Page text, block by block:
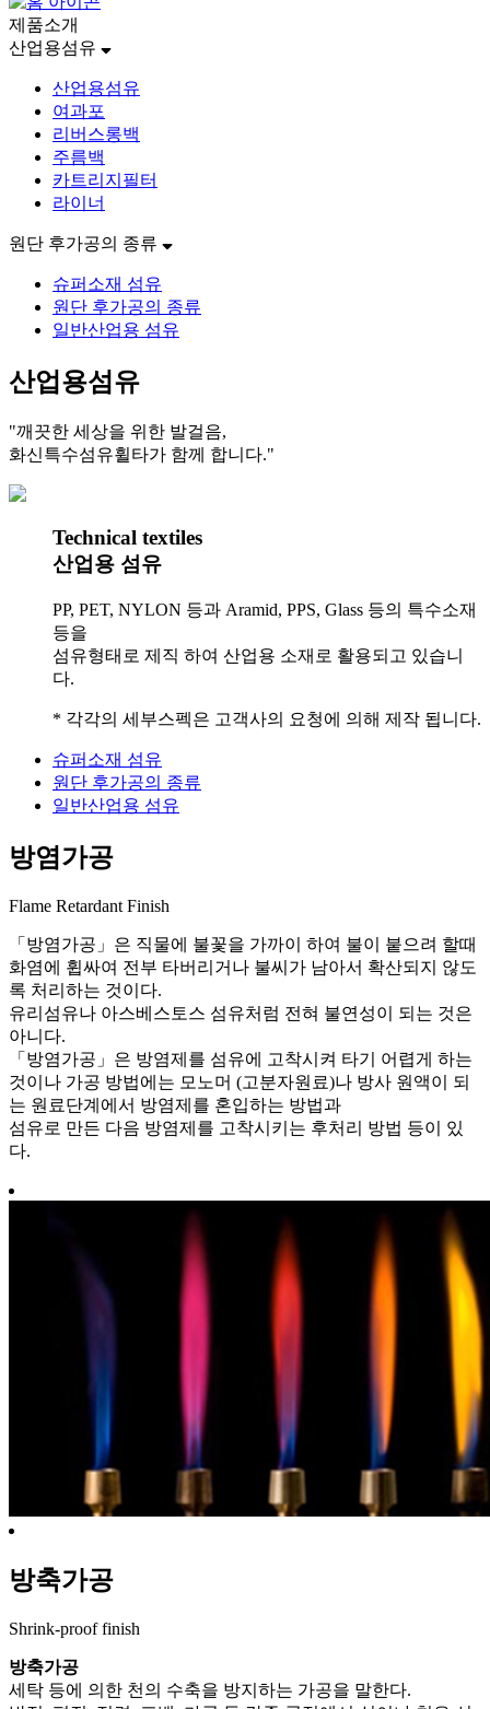
제품소개
산업용섬유
산업용섬유
여과포
리버스롱백
주름백
카트리지필터
라이너
원단 후가공의 종류
슈퍼소재 섬유
원단 후가공의 종류
일반산업용 섬유
산업용섬유
"깨끗한 세상을 위한 발걸음,
화신특수섬유휠타가 함께 합니다."
Technical textiles
산업용 섬유
PP, PET, NYLON 등과 Aramid, PPS, Glass 등의 특수소재
등을
섬유형태로 제직 하여 산업용 소재로 활용되고 있습니
다.
* 각각의 세부스펙은 고객사의 요청에 의해 제작 됩니다.
슈퍼소재 섬유
원단 후가공의 종류
일반산업용 섬유
방염가공
Flame Retardant Finish
「방염가공」은 직물에 불꽃을 가까이 하여 불이 붙으려 할때
화염에 휩싸여 전부 타버리거나 불씨가 남아서 확산되지 않도
록 처리하는 것이다.
유리섬유나 아스베스토스 섬유처럼 전혀 불연성이 되는 것은
아니다.
「방염가공」은 방염제를 섬유에 고착시켜 타기 어렵게 하는
것이나 가공 방법에는 모노머 (고분자원료)나 방사 원액이 되
는 원료단계에서 방염제를 혼입하는 방법과
섬유로 만든 다음 방염제를 고착시키는 후처리 방법 등이 있
다.
방축가공
Shrink-proof finish
방축가공
세탁 등에 의한 천의 수축을 방지하는 가공을 말한다.